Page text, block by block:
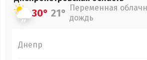
30° 21° Переменная
дождь
Днепр